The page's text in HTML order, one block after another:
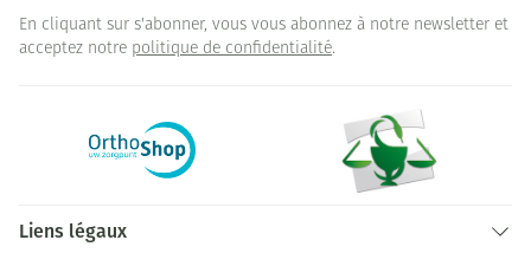
En cliquant sur s'abonner, vous vous abonnez à notre newsletter et
acceptez notre politique de confidentialité.
Liens légaux